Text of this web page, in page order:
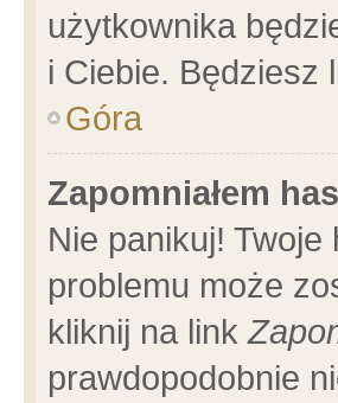
użytkownika
i Ciebie. Będziesz
Góra
Zapomniałem
Nie panikuj!
problemu może
kliknij na link
prawdopodobnie